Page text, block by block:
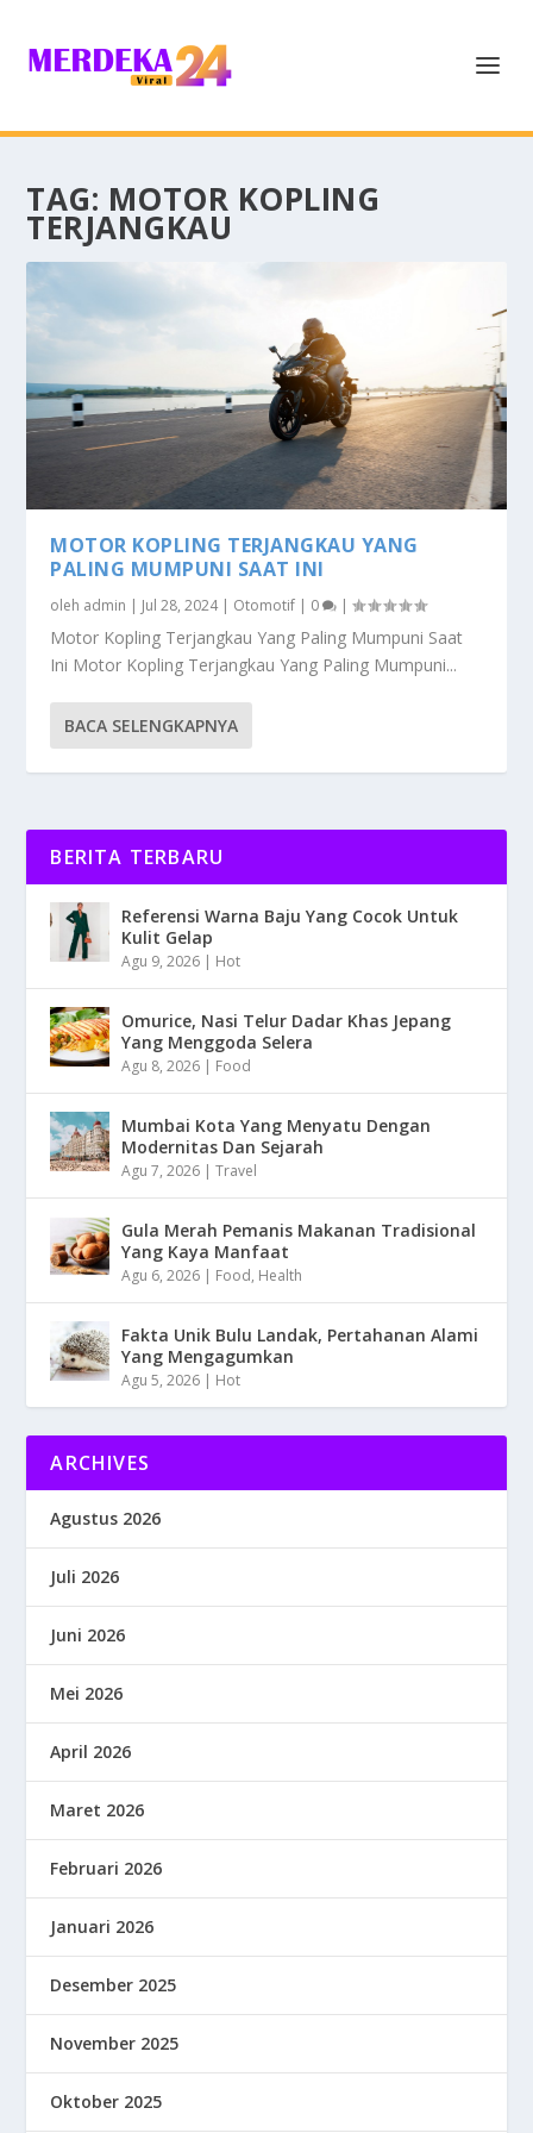
TAG: MOTOR KOPLING
TERJANGKAU
MOTOR KOPLING TERJANGKAU YANG
PALING MUMPUNI SAAT INI
oleh admin | Jul 28, 2024| Otomotif | 0 |
Motor Kopling Terjangkau Yang Paling Mumpuni Saat
Ini Motor Kopling Terjangkau Yang Paling Mumpuni...
BACA SELENGKAPNYA
BERITA TERBARU
Referensi Warna Baju Yang Cocok Untuk
Kulit Gelap
Agu 9, 2026 | Hot
Omurice, Nasi Telur Dadar Khas Jepang
Yang Menggoda Selera
Agu 8, 2026 | Food
Mumbai Kota Yang Menyatu Dengan
Modernitas Dan Sejarah
Agu 7, 2026 |Travel
Gula Merah Pemanis Makanan Tradisional
Yang Kaya Manfaat
Agu 6, 2026 | Food, Health
Fakta Unik Bulu Landak, Pertahanan Alami
Yang Mengagumkan
Agu 5, 2026 | Hot
ARCHIVES
Agustus 2026
Juli 2026
Juni 2026
Mei 2026
April 2026
Maret 2026
Februari 2026
Januari 2026
Desember 2025
November 2025
Oktober 2025